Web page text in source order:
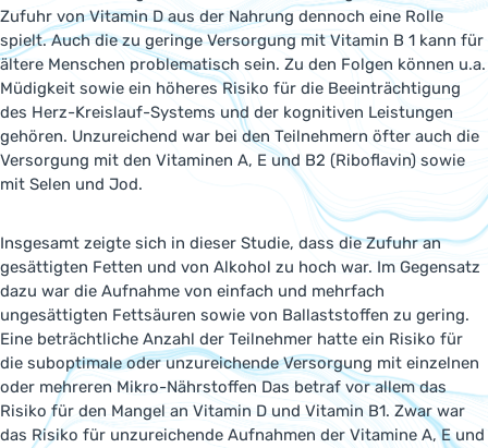
Zufuhr von Vitamin D aus der Nahrung dennoch eine Rolle
spielt. Auch die zu geringe Versorgung mit Vitamin B 1 kann für
ältere Menschen problematisch sein. Zu den Folgen können u.a.
Müdigkeit sowie ein höheres Risiko für die Beeinträchtigung
des Herz-Kreislauf-Systems und der kognitiven Leistungen
gehören. Unzureichend war bei den Teilnehmern öfter auch die
Versorgung mit den Vitaminen A, E und B2 (Riboflavin) sowie
mit Selen und Jod.
Insgesamt zeigte sich in dieser Studie, dass die Zufuhr an
gesättigten Fetten und von Alkohol zu hoch war. Im Gegensatz
dazu war die Aufnahme von einfach und mehrfach
ungesättigten Fettsäuren sowie von Ballaststoffen zu gering.
Eine beträchtliche Anzahl der Teilnehmer hatte ein Risiko für
die suboptimale oder unzureichende Versorgung mit einzelnen
oder mehreren Mikro-Nährstoffen Das betraf vor allem das
Risiko für den Mangel an Vitamin D und Vitamin B1. Zwar war
das Risiko für unzureichende Aufnahmen der Vitamine A, E und